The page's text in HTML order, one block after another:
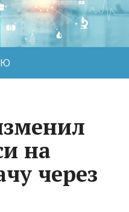
на
через